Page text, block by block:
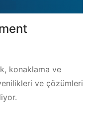
konaklama ve
ve çözümleri